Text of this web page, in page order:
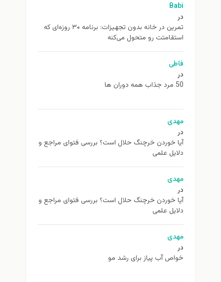
Babi
در
تمرین در خانه بدون تجهیزات: برنامه ۳۰ روزه‌ای که
استقامتت رو متحول می‌کنه
فاطی
در
50 مرد جذاب همه دوران ها
مهدی
در
آیا خوردن خرچنگ حلال است؟ بررسی فتوای مراجع و
دلایل علمی
مهدی
در
آیا خوردن خرچنگ حلال است؟ بررسی فتوای مراجع و
دلایل علمی
مهدی
در
خواص آب پیاز برای رشد مو